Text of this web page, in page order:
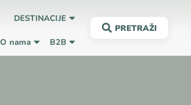
DESTINACIJE
O nama B2B
PRETRAŽI